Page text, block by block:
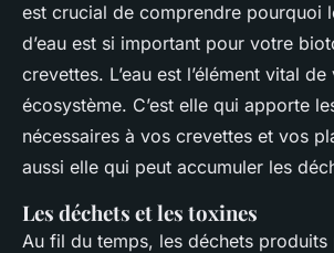
est crucial de comprendre pourquoi
d’eau est si important pour votre
crevettes. L’eau est l’élément vital
écosystème. C’est elle qui apporte
nécessaires à vos crevettes et vos
aussi elle qui peut accumuler les
Les déchets et les toxines
Au fil du temps, les déchets produits